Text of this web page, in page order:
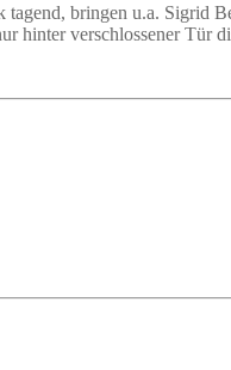
bringen u.a. Sigrid
hinter verschlossener Tür